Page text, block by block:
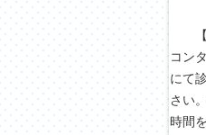
コン
にて
さい
時間